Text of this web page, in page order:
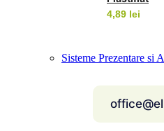
4,89 lei
Sisteme Prezentare si